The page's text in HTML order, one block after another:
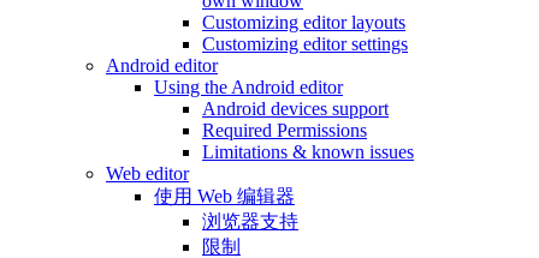
Customizing editor layouts
Customizing editor settings
Android editor
Using the Android editor
Android devices support
Required Permissions
Limitations & known issues
Web editor
使用 Web 编辑器
浏览器支持
限制